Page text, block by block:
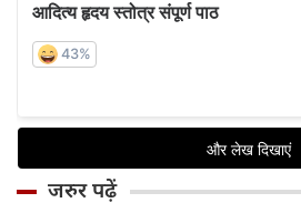
जरुर पढ़ें